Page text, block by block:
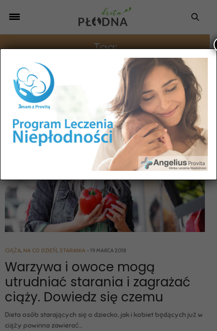
Tag:
CO JEŚĆ W CIĄŻY
CIĄŻA, NA CO DZIEŃ, STARANIA 19 MARCA 2018
Warzywa i owoce mogą
utrudniać starania i zagrażać
ciąży. Dowiedz się czemu
Dieta osób starających się o dziecko, jak i kobiet będących już w
ciąży powinna zawierać…